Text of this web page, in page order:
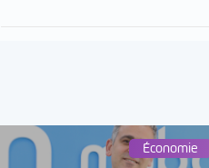
Économie